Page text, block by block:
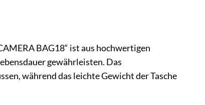
BAG18“ ist aus hochwertigen
gewährleisten. Das
während das leichte Gewicht der Tasche